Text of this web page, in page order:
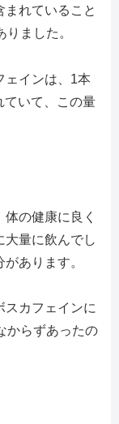
れていること
ました。
ェインは、1本
ていて、この量
の健康に良く
大量に飲んでし
あります。
スカフェインに
からずあったの